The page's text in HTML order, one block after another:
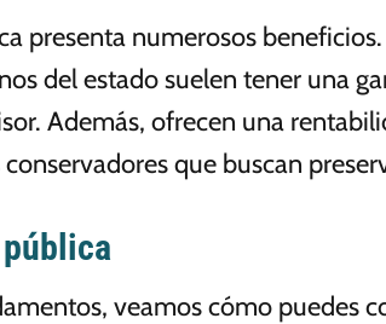
presenta numerosos
del estado suelen tener una
Además, ofrecen una
que buscan
veamos cómo puedes